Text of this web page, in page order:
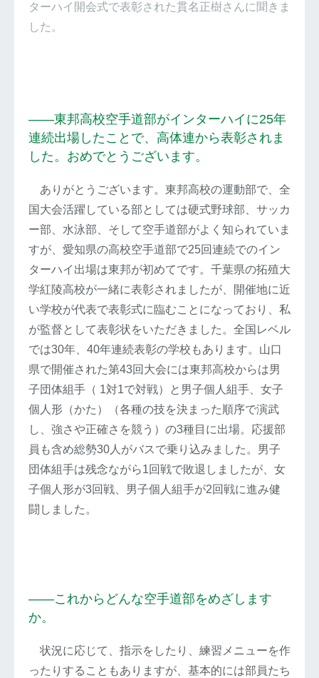
ターハイ開会式で表彰された貫名正樹さんに聞きま
した。
――東邦高校空手道部がインターハイに25年
連続出場したことで、高体連から表彰されま
した。おめでとうございます。
ありがとうございます。東邦高校の運動部で、全
国大会活躍している部としては硬式野球部、サッカ
ー部、水泳部、そして空手道部がよく知られていま
すが、愛知県の高校空手道部で25回連続でのイン
ターハイ出場は東邦が初めてです。千葉県の拓殖大
学紅陵高校が一緒に表彰されましたが、開催地に近
い学校が代表で表彰式に臨むことになっており、私
が監督として表彰状をいただきました。全国レベル
では30年、40年連続表彰の学校もあります。山口
県で開催された第43回大会には東邦高校からは男
子団体組手（ 1対1で対戦）と男子個人組手、女子
個人形（かた）（各種の技を決まった順序で演武
し、強さや正確さを競う）の3種目に出場。応援部
員も含め総勢30人がバスで乗り込みました。男子
団体組手は残念ながら1回戦で敗退しましたが、女
子個人形が3回戦、男子個人組手が2回戦に進み健
闘しました。
――これからどんな空手道部をめざします
か。
状況に応じて、指示をしたり、練習メニューを作
ったりすることもありますが、基本的には部員たち